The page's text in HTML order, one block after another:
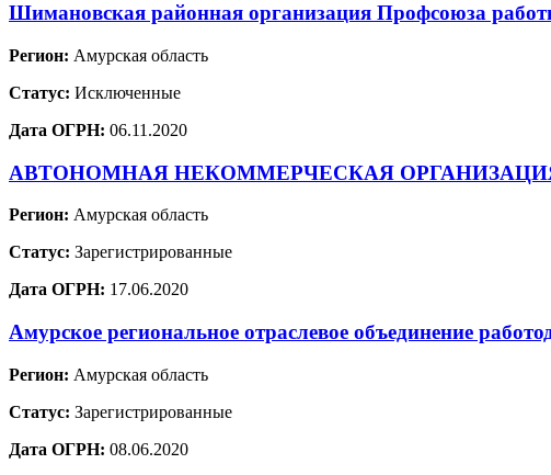
Шимановская районная организация Профсоюза
Регион: Амурская область
Статус: Исключенные
Дата ОГРН: 06.11.2020
АВТОНОМНАЯ НЕКОММЕРЧЕСКАЯ
Регион: Амурская область
Статус: Зарегистрированные
Дата ОГРН: 17.06.2020
Амурское региональное отраслевое объединение
Регион: Амурская область
Статус: Зарегистрированные
Дата ОГРН: 08.06.2020